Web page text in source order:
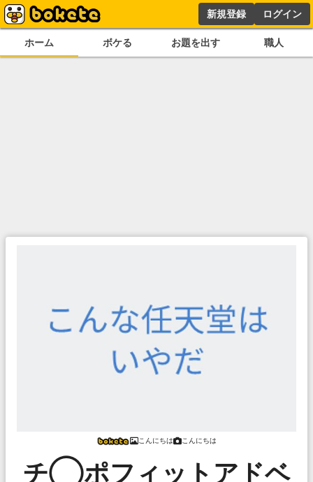
新規登録 ログイン
ホーム ボケる お題を出す 職人
こんにちは こんにちは
チ◯ポフィットアドベ